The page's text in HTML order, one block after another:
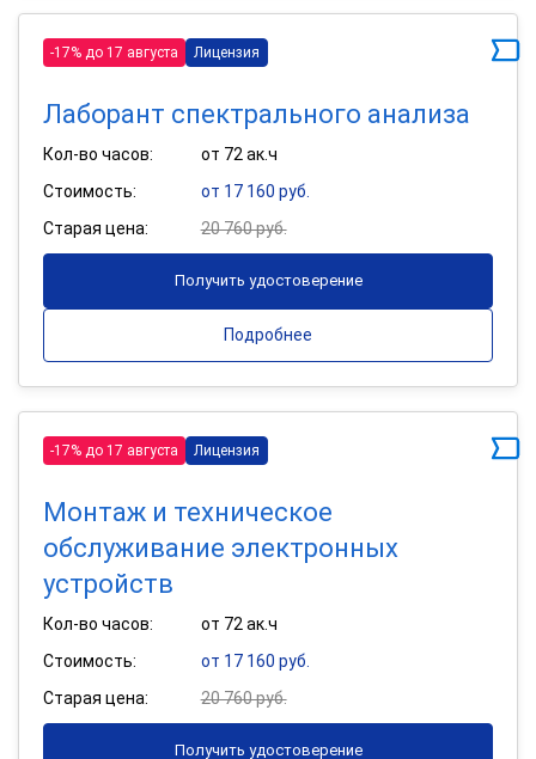
-17% до 17 августа Лицензия
Лаборант спектрального анализа
Кол-во часов:
от 72 ак.ч
Стоимость:
от 17 160 руб.
Старая цена:
20 760 руб.
Получить удостоверение
Подробнее
-17% до 17 августа Лицензия
Монтаж и техническое
обслуживание электронных
устройств
Кол-во часов:
от 72 ак.ч
Стоимость:
от 17 160 руб.
Старая цена:
20 760 руб.
Получить удостоверение